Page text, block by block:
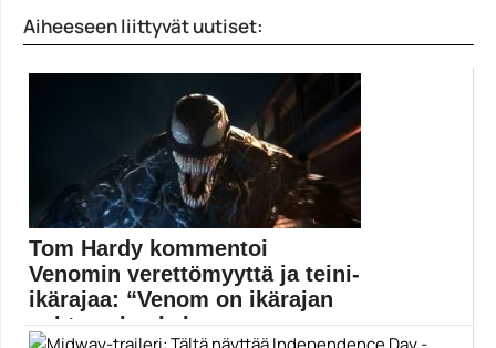
Aiheeseen liittyvät uutiset:
Tom Hardy kommentoi
Venomin verettömyyttä ja teini-
ikärajaa: “Venom on ikärajan
suhteen hankalassa p...